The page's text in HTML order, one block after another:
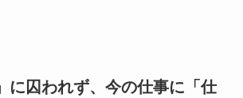
に囚われず、今の仕事に「仕